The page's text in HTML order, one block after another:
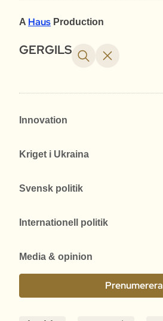
A Haus Production
GERGILS
Innovation
Kriget i Ukraina
Svensk politik
Internationell politik
Media & opinion
Prenumerera